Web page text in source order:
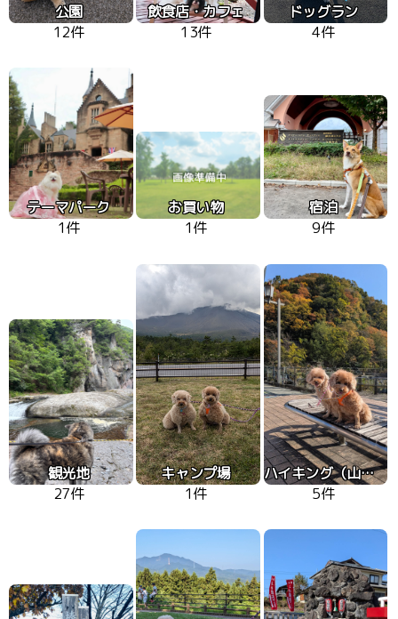
公園
12件
飲食店・カフェ
13件
ドッグラン
4件
テーマパーク
1件
お買い物
1件
宿泊
9件
観光地
27件
キャンプ場
1件
ハイキング（山、高原）
5件